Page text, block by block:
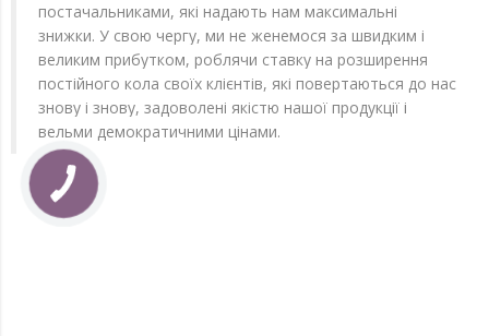
постачальниками, які надають нам максимальні
знижки. У свою чергу, ми не женемося за швидким і
великим прибутком, роблячи ставку на розширення
постійного кола своїх клієнтів, які повертаються до нас
знову і знову, задоволені якістю нашої продукції і
вельми демократичними цінами.